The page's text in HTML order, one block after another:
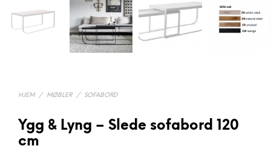
HJEM / MØBLER / SOFABORD
Ygg & Lyng – Slede sofabord 120
cm